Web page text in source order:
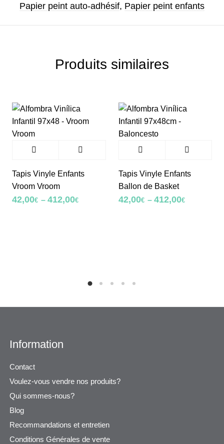
Papier peint auto-adhésif, Papier peint enfants
Produits similaires
Tapis Vinyle Enfants
Vroom Vroom
42,00€ – 412,00€
Tapis Vinyle Enfants
Ballon de Basket
42,00€ – 412,00€
Information
Contact
Voulez-vous vendre nos produits?
Qui sommes-nous?
Blog
Recommandations et entretien
Conditions Générales de vente